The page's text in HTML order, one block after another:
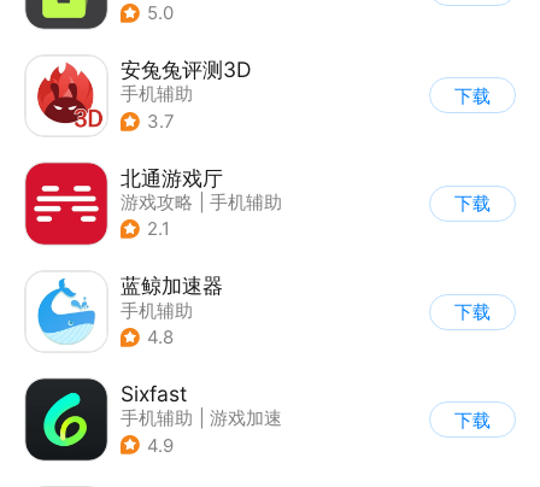
5.0
安兔兔评测3D
手机辅助
3.7
下载
北通游戏厅
游戏攻略
手机辅助
2.1
下载
蓝鲸加速器
手机辅助
4.8
下载
Sixfast
手机辅助
游戏加速
4.9
下载